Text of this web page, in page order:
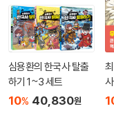
심용환의 한국사 탈출
하기 1~3 세트
10% 40,830원